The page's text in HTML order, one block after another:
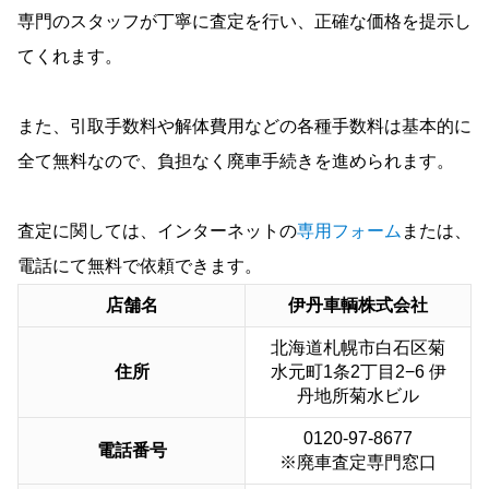
専門のスタッフが丁寧に査定を行い、正確な価格を提示し
てくれます。
また、引取手数料や解体費用などの各種手数料は基本的に
全て無料なので、負担なく廃車手続きを進められます。
査定に関しては、インターネットの専用フォーム または、
電話にて無料で依頼できます。
店舗名 伊丹車輌株式会社
住所
北海道札幌市白石区菊
水元町1条2丁目2−6 伊
丹地所菊水ビル
電話番号
0120‑97‑8677
※廃車査定専門窓口